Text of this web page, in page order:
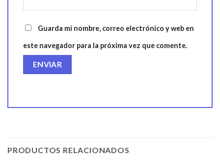
Guarda mi nombre, correo electrónico y web en
este navegador para la próxima vez que comente.
PRODUCTOS RELACIONADOS